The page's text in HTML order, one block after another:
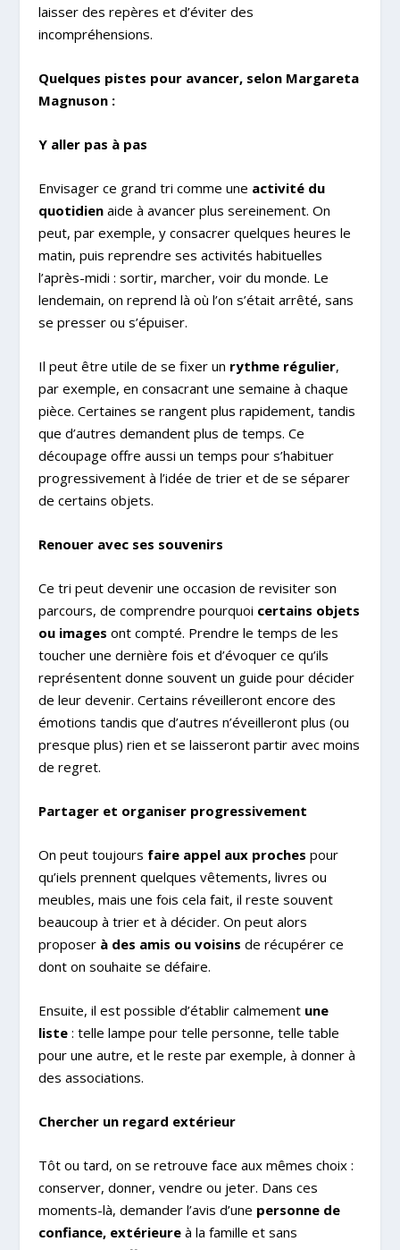
laisser des repères et d’éviter des
incompréhensions.
Quelques pistes pour avancer, selon Margareta
Magnuson :
Y aller pas à pas
Envisager ce grand tri comme une activité du
quotidienaide à avancer plus sereinement. On
peut, par exemple, y consacrer quelques heures le
matin, puis reprendre ses activités habituelles
l’après-midi : sortir, marcher, voir du monde. Le
lendemain, on reprend là où l’on s’était arrêté, sans
se presser ou s’épuiser.
Il peut être utile de se fixer un rythme régulier,
par exemple, en consacrant une semaine à chaque
pièce. Certaines se rangent plus rapidement, tandis
que d’autres demandent plus de temps. Ce
découpage offre aussi un temps pour s’habituer
progressivement à l’idée de trier et de se séparer
de certains objets.
Renouer avec ses souvenirs
Ce tri peut devenir une occasion de revisiter son
parcours, de comprendre pourquoi certains objets
ou images ont compté. Prendre le temps de les
toucher une dernière fois et d’évoquer ce qu’ils
représentent donne souvent un guide pour décider
de leur devenir. Certains réveilleront encore des
émotions tandis que d’autres n’éveilleront plus (ou
presque plus) rien et se laisseront partir avec moins
de regret.
Partager et organiser progressivement
On peut toujours faire appel aux proches pour
qu’iels prennent quelques vêtements, livres ou
meubles, mais une fois cela fait, il reste souvent
beaucoup à trier et à décider. On peut alors
proposer à des amis ou voisins de récupérer ce
dont on souhaite se défaire.
Ensuite, il est possible d’établir calmement une
liste: telle lampe pour telle personne, telle table
pour une autre, et le reste par exemple, à donner à
des associations.
Chercher un regard extérieur
Tôt ou tard, on se retrouve face aux mêmes choix :
conserver, donner, vendre ou jeter. Dans ces
moments-là, demander l’avis d’une personne de
confiance, extérieureà la famille et sans